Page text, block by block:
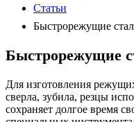
Статьи
Быстрорежущие
Быстрорежущие
Для изготовления
сверла, зубила, резцы
сохраняет долгое время